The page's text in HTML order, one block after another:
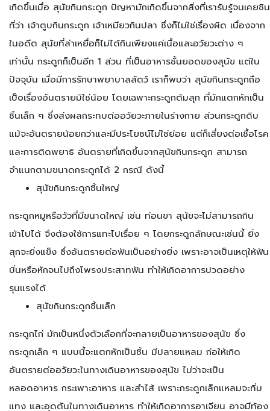
เกิดขึ้นเมื่อ สุนัขกินกระดูก ปัญหามักเกิดขึ้นจากสิ่งที่เรารับรู้จนเคยชิน
ที่ว่า เจ้าตูบกินกระดูก เจ้าเหมียวกินปลา ซึ่งก็ไม่ใช่เรื่องผิด เนื่องจาก
ในอดีต สุนัขที่ล่าเหยื่อก็ไม่ได้กินเพียงแค่เนื้อและอวัยวะต่าง ๆ
เท่านั้น กระดูกก็เป็นอีก 1 ส่วน ที่เป็นอาหารชั้นยอดของสุนัข แต่ใน
ปัจจุบัน เมื่อมีการรักษาพยาบาลสัตว์ เราก็พบว่า สุนัขกินกระดูกถือ
เป็oเรื่องอันตรายมิใช่น้อย โดยเฉพาะกระดูกต้มสุก ที่มักแตกหักเป็น
ชิ้นเล็ก ๆ ซึ่งส่งผลกระทบต่ออวัยวะภายในร่างกาย ส่วนกระดูกดิบ
แม้จะอันตรายน้อยกว่าและมีประโยชน์ไม่ใช่ย่อย แต่ก็เสี่ยงต่อเชื้อโรค
และการติดพยาธิ อันตรายที่เกิดขึ้นจากสุนัขกินกระดูก สามารถ
จำแนกตามขนาดกระดูกได้ 2 กรณี ดังนี้
สุนัขกินกระดูกชิ้นใหญ่
กระดูกหมูหรือวัวที่มีขนาดใหญ่ เช่น ท่อนขา สุนัขจะไม่สามารถกิน
เข้าไปได้ จึงต้องใช้การแทะไปเรื่อย ๆ โดยกระดูกลักษณะเช่นนี้ ยิ่ง
สุกจะยิ่งแข็ง ซึ่งอันตรายต่อฟันเป็นอย่างยิ่ง เพราะอาจเป็นเหตุให้ฟัน
บิ่นหรือหักจนไปถึงโพรงประสาทฟัน ทำให้เกิดอาการปวดอย่าง
รุนแรงได้
สุนัขกินกระดูกชิ้นเล็ก
กระดูกไก่ มักเป็นหนึ่งตัวเลือกที่จะกลายเป็นอาหารของสุนัข ซึ่ง
กระดูกเล็ก ๆ แบบนี้จะแตกหักเป็นชิ้น มีปลายแหลม ก่อให้เกิด
อันตรายต่ออวัยวะในทางเดินอาหารของสุนัข ไม่ว่าจะเป็น
หลอดอาหาร กระเพาะอาหาร และสำไส้ เพราะกระดูกเล็กแหลมจะทิ่ม
แทง และอุดตันในทางเดินอาหาร ทำให้เกิดอาการอาเจียน อาจมีท้อง